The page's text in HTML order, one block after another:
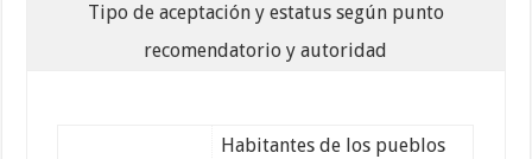
Tipo de aceptación y estatus según punto
recomendatorio y autoridad
Habitantes de los pueblos